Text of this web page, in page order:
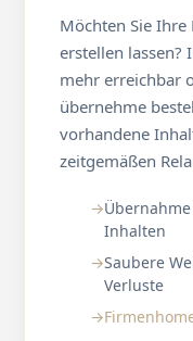
Möchten Sie
erstellen
mehr erreichbar
übernehme
vorhandene
zeitgemäßen
Inhalten
Saubere
Verluste